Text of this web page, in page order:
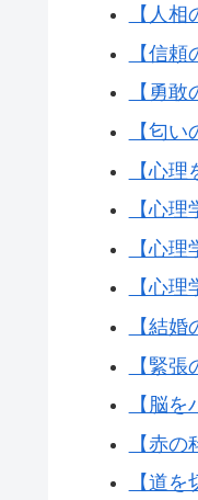
【人
【信
【勇
【匂
【心
【心
【心
【心
【結
【緊
【脳
【赤
【道